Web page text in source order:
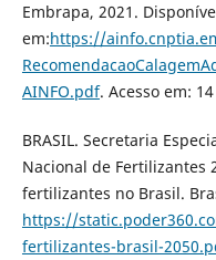
Embrapa, 2021.
em:https://
AINFO.pdf. Acesso em:
BRASIL. Secretaria
Nacional de Fertilizantes
fertilizantes no Brasil.
https://
fertilizantes-brasil-